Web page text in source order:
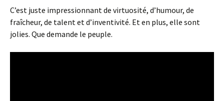
C’est juste impressionnant de virtuosité, d’humour, de
fraîcheur, de talent et d’inventivité. Et en plus, elle sont
jolies. Que demande le peuple.